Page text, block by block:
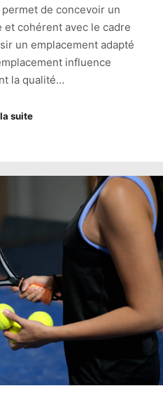
de concevoir un
cohérent avec le cadre
un emplacement adapté
influence
la qualité…
suite